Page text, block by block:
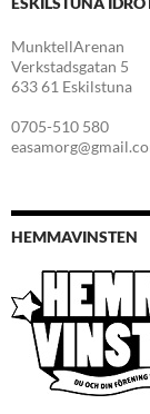
MunktellArenan
Verkstadsgatan 5
633 61 Eskilstuna
0705-510 580
HEMMAVINSTEN